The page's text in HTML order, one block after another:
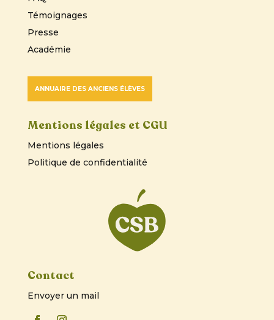
Témoignages
Presse
Académie
ANNUAIRE DES ANCIENS ÉLÈVES
Mentions légales et CGU
Mentions légales
Politique de confidentialité
Contact
Envoyer un mail